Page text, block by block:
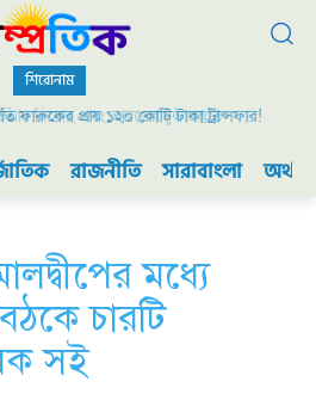
শিরোনাম
প্রায় ১২০ কোটি টাকা ট্রান্সফার!
এবং ভারতের যুদ্ধ প্রস্তুতি
রাজনীতি সারাবাংলা
মধ্যে
চারটি
সই